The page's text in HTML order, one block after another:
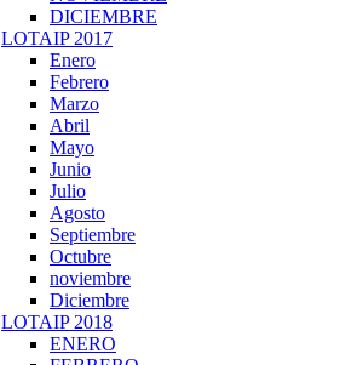
DICIEMBRE
LOTAIP 2017
Enero
Febrero
Marzo
Abril
Mayo
Junio
Julio
Agosto
Septiembre
Octubre
noviembre
Diciembre
LOTAIP 2018
ENERO